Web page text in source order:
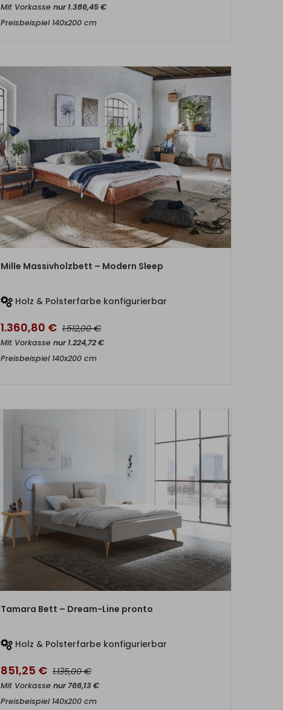
Mit Vorkasse nur1.386,45€
Preisbeispiel 140x200 cm
Mille Massivholzbett – Modern Sleep
Holz & Polsterfarbe konfigurierbar
1.360,80 € 1.512,00€
Mit Vorkasse nur1.224,72€
Preisbeispiel 140x200 cm
ZUM PRODUKT
Tamara Bett – Dream-Line pronto
Holz & Polsterfarbe konfigurierbar
851,25 € 1.135,00€
Mit Vorkasse nur766,13€
Preisbeispiel 140x200 cm